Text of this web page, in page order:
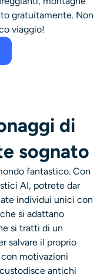
gratuitamente. Non
viaggio!
di
sognato
fantastico. Con
AI, potrete dar
individui unici con
si adattano
si tratti di un
salvare il proprio
motivazioni
antichi